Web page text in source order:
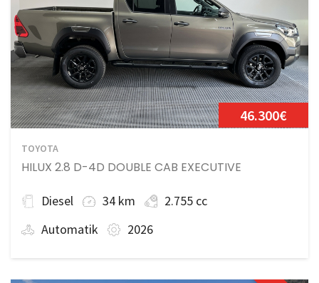
46.300€
TOYOTA
HILUX 2.8 D-4D DOUBLE CAB EXECUTIVE
Diesel 34 km
2.755 cc
Automatik
2026